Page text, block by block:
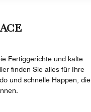
Fertiggerichte und kalte
finden Sie alles für Ihre
und schnelle Happen, die